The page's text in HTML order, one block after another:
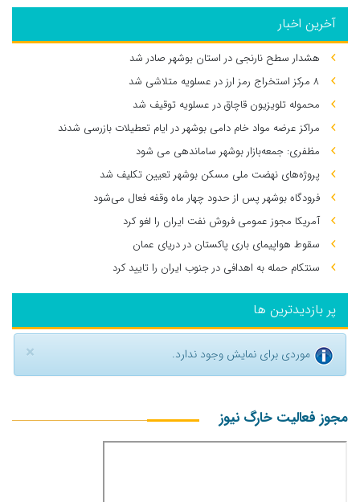
آخرین اخبار
هشدار سطح نارنجی در استان بوشهر صادر شد
۸ مرکز استخراج رمز ارز در عسلویه متلاشی شد
محموله تلویزیون قاچاق در عسلویه توقیف شد
مراکز عرضه مواد خام دامی بوشهر در ایام تعطیلات بازرسی شدند
مظفری: جمعه‌بازار بوشهر ساماندهی می‌ شود
پروژه‌های نهضت ملی مسکن بوشهر تعیین تکلیف شد
فرودگاه بوشهر پس از حدود چهار ماه وقفه فعال می‌شود
آمریکا مجوز عمومی فروش نفت ایران را لغو کرد
سقوط هواپیمای باری پاکستان در دریای عمان
سنتکام حمله به اهدافی در جنوب ایران را تایید کرد
پر بازدیدترین ها
× موردی برای نمایش وجود ندارد.
مجوز فعالیت خارگ نیوز